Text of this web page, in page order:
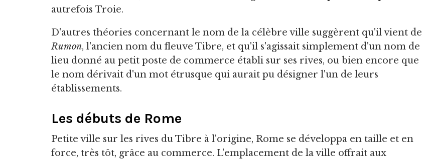
autrefois Troie.
D'autres théories concernant le nom de la célèbre ville suggèrent qu'il vient de
Rumon, l'ancien nom du fleuve Tibre, et qu'il s'agissait simplement d'un nom de
lieu donné au petit poste de commerce établi sur ses rives, ou bien encore que
le nom dérivait d'un mot étrusque qui aurait pu désigner l'un de leurs
établissements.
Les débuts de Rome
Petite ville sur les rives du Tibre à l'origine, Rome se développa en taille et en
force, très tôt, grâce au commerce. L'emplacement de la ville offrait aux